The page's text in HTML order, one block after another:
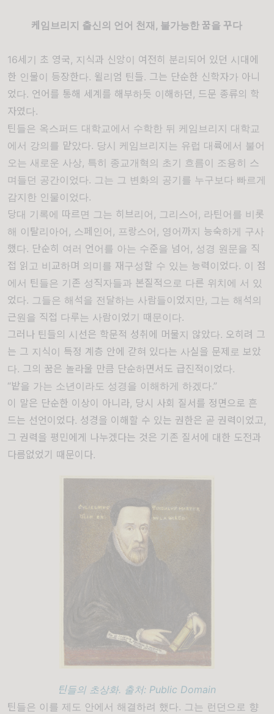
케임브리지 출신의 언어 천재, 불가능한 꿈을 꾸다
16세기 초 영국, 지식과 신앙이 여전히 분리되어 있던 시대에
한 인물이 등장한다. 윌리엄 틴들. 그는 단순한 신학자가 아니
었다. 언어를 통해 세계를 해부하듯 이해하던, 드문 종류의 학
자였다.
틴들은 옥스퍼드 대학교 에서 수학한 뒤 케임브리지 대학교
에서 강의를 맡았다. 당시 케임브리지는 유럽 대륙에서 불어
오는 새로운 사상, 특히 종교개혁의 초기 흐름이 조용히 스
며들던 공간이었다. 그는 그 변화의 공기를 누구보다 빠르게
감지한 인물이었다.
당대 기록에 따르면 그는 히브리어, 그리스어, 라틴어를 비롯
해 이탈리아어, 스페인어, 프랑스어, 영어까지 능숙하게 구사
했다. 단순히 여러 언어를 아는 수준을 넘어, 성경 원문을 직
접 읽고 비교하며 의미를 재구성할 수 있는 능력이었다. 이 점
에서 틴들은 기존 성직자들과 본질적으로 다른 위치에 서 있
었다. 그들은 해석을 전달하는 사람들이었지만, 그는 해석의
근원을 직접 다루는 사람이었기 때문이다.
그러나 틴들의 시선은 학문적 성취에 머물지 않았다. 오히려 그
는 그 지식이 특정 계층 안에 갇혀 있다는 사실을 문제로 보았
다. 그의 꿈은 놀라울 만큼 단순하면서도 급진적이었다.
“밭을 가는 소년이라도 성경을 이해하게 하겠다.”
이 말은 단순한 이상이 아니라, 당시 사회 질서를 정면으로 흔
드는 선언이었다. 성경을 이해할 수 있는 권한은 곧 권력이었고,
그 권력을 평민에게 나누겠다는 것은 기존 질서에 대한 도전과
다름없었기 때문이다.
틴들의 초상화. 출처: Public Domain
틴들은 이를 제도 안에서 해결하려 했다. 그는 런던으로 향